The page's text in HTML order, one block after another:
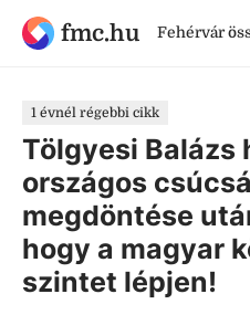
fmc.hu Fehérvár
1 évnél régebbi cikk
Tölgyesi Balázs
országos
megdöntése
hogy a magyar
szintet lépjen!